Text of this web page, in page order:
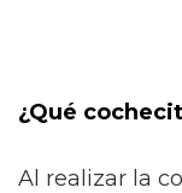
¿Qué
Al realizar la